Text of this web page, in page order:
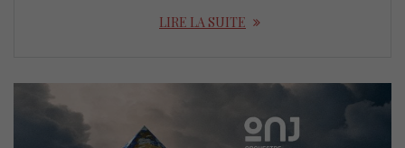
LIRE LA SUITE